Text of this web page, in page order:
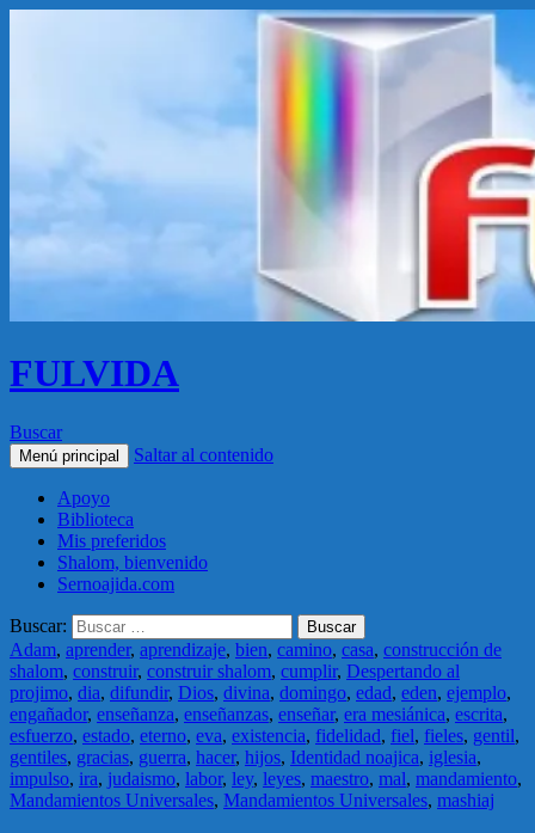
FULVIDA
Buscar
Menú principal Saltar al contenido
Apoyo
Biblioteca
Mis preferidos
Shalom, bienvenido
Sernoajida.com
Buscar:
Adam, aprender, aprendizaje, bien, camino, casa, construcción de
shalom, construir, construir shalom, cumplir, Despertando al
projimo, dia, difundir, Dios, divina, domingo, edad, eden, ejemplo,
engañador, enseñanza, enseñanzas, enseñar, era mesiánica, escrita,
esfuerzo, estado, eterno, eva, existencia, fidelidad, fiel, fieles, gentil,
gentiles, gracias, guerra, hacer, hijos, Identidad noajica, iglesia,
impulso, ira, judaismo, labor, ley, leyes, maestro, mal, mandamiento,
Mandamientos Universales, Mandamientos Universales, mashiaj